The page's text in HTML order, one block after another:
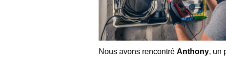
Nous avons rencontré Anthony, un